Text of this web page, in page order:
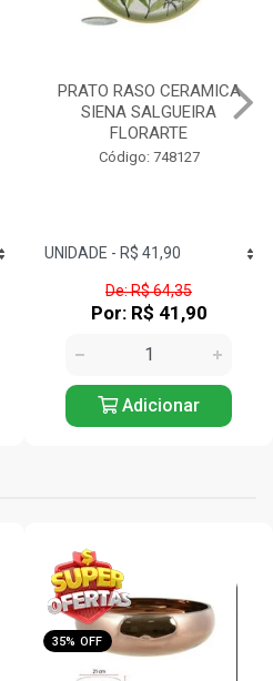
FAQUEIRO 24PC INOX
DOURADO FOSCO
FLORARTE
Código: 748138
De: R$ 431,91
Por: R$ 277,90
Adicionar
36% OFF